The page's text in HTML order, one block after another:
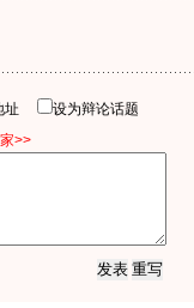
址
设为辩论话题
>>